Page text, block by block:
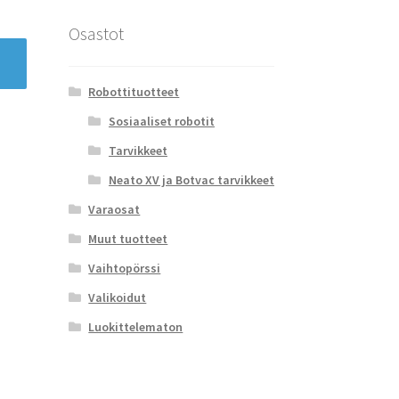
Osastot
Robottituotteet
Sosiaaliset robotit
Tarvikkeet
Neato XV ja Botvac tarvikkeet
Varaosat
Muut tuotteet
Vaihtopörssi
Valikoidut
Luokittelematon